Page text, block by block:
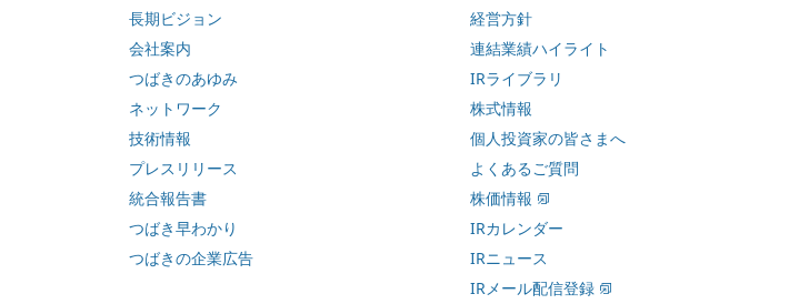
長期ビジョン
会社案内
つばきのあゆみ
ネットワーク
技術情報
プレスリリース
統合報告書
つばき早わかり
つばきの企業広告
経営方針
連結業績ハイライト
IRライブラリ
株式情報
個人投資家の皆さまへ
よくあるご質問
株価情報
IRカレンダー
IRニュース
IRメール配信登録